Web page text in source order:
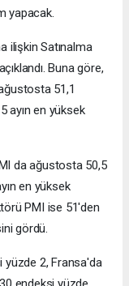
yapacak.
ilişkin Satınalma
Buna göre,
51,1
ayın en yüksek
da ağustosta 50,5
en yüksek
PMI ise 51'den
gördü.
yüzde 2, Fransa'da